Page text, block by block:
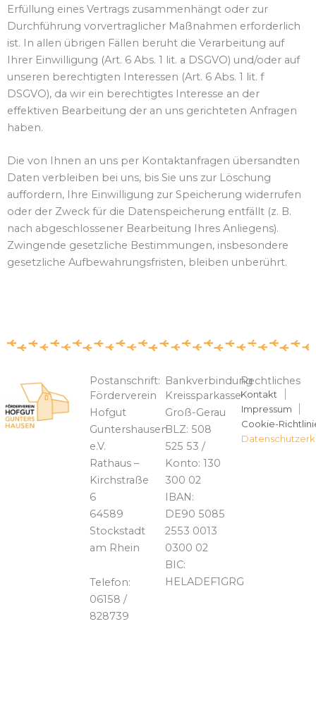
Erfüllung eines Vertrags zusammenhängt oder zur
Durchführung vorvertraglicher Maßnahmen erforderlich
ist. In allen übrigen Fällen beruht die Verarbeitung auf
Ihrer Einwilligung (Art. 6 Abs. 1 lit. a DSGVO) und/oder auf
unseren berechtigten Interessen (Art. 6 Abs. 1 lit. f
DSGVO), da wir ein berechtigtes Interesse an der
effektiven Bearbeitung der an uns gerichteten Anfragen
haben.
Die von Ihnen an uns per Kontaktanfragen übersandten
Daten verbleiben bei uns, bis Sie uns zur Löschung
auffordern, Ihre Einwilligung zur Speicherung widerrufen
oder der Zweck für die Datenspeicherung entfällt (z. B.
nach abgeschlossener Bearbeitung Ihres Anliegens).
Zwingende gesetzliche Bestimmungen, insbesondere
gesetzliche Aufbewahrungsfristen, bleiben unberührt.
Postanschrift:
Förderverein
Hofgut
Guntershausen
e.V.
Rathaus –
Kirchstraße
6
64589
Stockstadt
am Rhein
Telefon:
06158 /
828739
Bankverbindung
Kreissparkasse
Groß-Gerau
BLZ: 508
525 53 /
Konto: 130
300 02
IBAN:
DE90 5085
2553 0013
0300 02
BIC:
HELADEF1GRG
Rechtliches
Kontakt
Impressum
Cookie-